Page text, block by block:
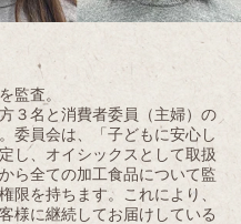
監査。
３名と消費者委員（主婦）の
委員会は、「子どもに安心し
し、オイシックスとして取扱
ら全ての加工食品について監
限を持ちます。これにより、
様に継続してお届けしている